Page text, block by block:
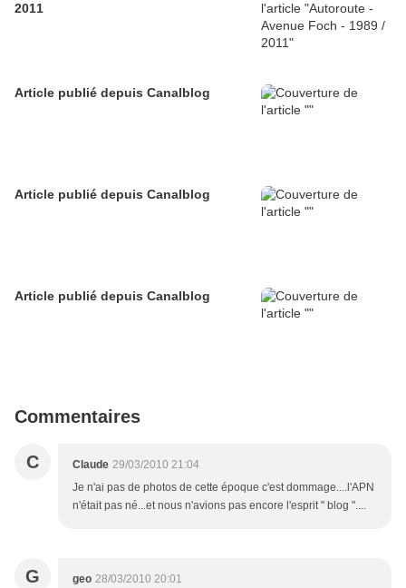
2011
Article publié depuis Canalblog
Article publié depuis Canalblog
Article publié depuis Canalblog
Commentaires
C Claude 29/03/2010 21:04
Je n'ai pas de photos de cette époque c'est dommage....l'APN
n'était pas né...et nous n'avions pas encore l'esprit " blog "....
G geo 28/03/2010 20:01